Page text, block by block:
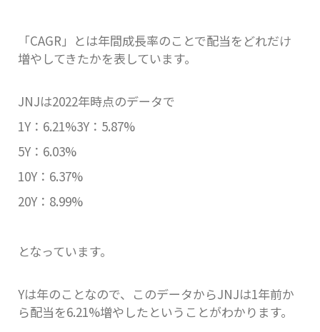
「CAGR」とは年間成長率のことで配当をどれだけ
増やしてきたかを表しています。
JNJは2022年時点のデータで
1Y：6.21%3Y：5.87%
5Y：6.03%
10Y：6.37%
20Y：8.99%
となっています。
Yは年のことなので、このデータからJNJは1年前か
ら配当を6.21%増やしたということがわかります。